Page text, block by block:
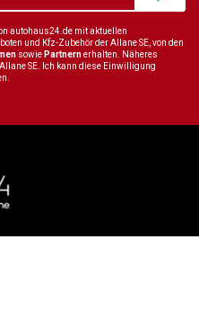
autohaus24.de mit aktuellen
und Kfz-Zubehör der Allane SE, von den
sowie Partnernerhalten. Näheres
SE. Ich kann diese Einwilligung